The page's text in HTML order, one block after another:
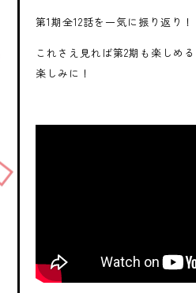
第1期全12話を一気に振り返り！
これさえ見れば第2期も楽しめ
楽しみに！